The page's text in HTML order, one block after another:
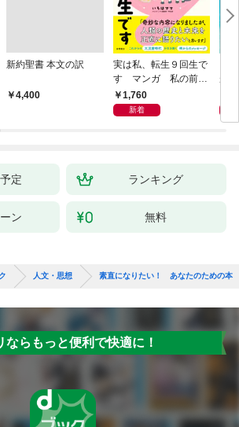
新約聖書 本文の訳
￥4,400
実は私、転生９回生で
す マンガ 私の前世
物語1,760
新着
が
定 ランキング
ン 無料
人文・思想 素直になりたい！ あなたのための本
ならもっと便利で快適に！